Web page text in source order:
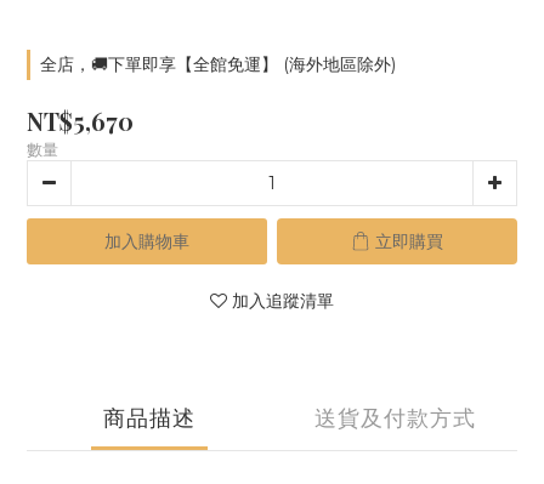
全店，🚚下單即享【全館免運】 (海外地區除外)
NT$5,670
數量
加入購物車 立即購買
加入追蹤清單
商品描述 送貨及付款方式